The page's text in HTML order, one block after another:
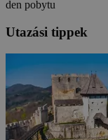
den pobytu
Utazási tippek